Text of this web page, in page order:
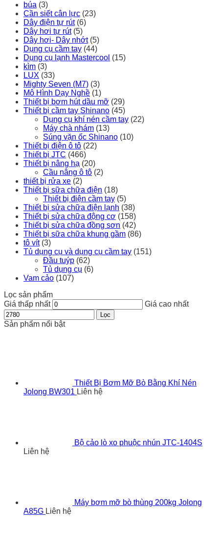
búa (3)
Cần siết cân lực (23)
Dây điện tự rút (6)
Dây hơi tự rút (5)
Dây hơi- Dây nhớt (5)
Dụng cụ cầm tay (44)
Dụng cụ lạnh Mastercool (15)
kìm (3)
LUX (33)
Mighty Seven (M7) (3)
Mô Hình Dạy Nghề (1)
Thiết bị bơm hút dầu mỡ (29)
Thiết bị cầm tay Shinano (45)
Dụng cụ khí nén cầm tay (22)
Máy chà nhám (13)
Súng vặn ốc Shinano (10)
Thiết bị điện ô tô (22)
Thiết bị JTC (466)
Thiết bị nâng hạ (20)
Cầu nâng ô tô (2)
thiết bị rửa xe (2)
Thiết bị sữa chữa điện (18)
Thiết bị điện cầm tay (5)
Thiết bị sửa chữa điện lạnh (38)
Thiết bị sửa chữa động cơ (158)
Thiết bị sửa chữa đồng sơn (42)
Thiết bị sữa chữa khung gầm (86)
tô vít (3)
Tủ dụng cụ và dụng cụ cầm tay (151)
Đầu tuýp (62)
Tủ dụng cụ (6)
Vam cảo (107)
Lọc sản phẩm
Giá thấp nhất
Giá cao nhất
Lọc
Sản phẩm nổi bật
Thiết Bị Bơm Mỡ Bò Bằng Khí Nén
Jolong BW301 Liên hệ
Bộ cảo lò xo phuộc nhún JTC-1404S
Liên hệ
Máy bơm mỡ bò thùng 200kg Jolong
A85G Liên hệ